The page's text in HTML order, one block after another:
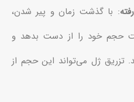
: با گذشت زمان و پیر شدن،
حجم خود را از دست بدهد و
تزریق ژل می‌تواند این حجم از